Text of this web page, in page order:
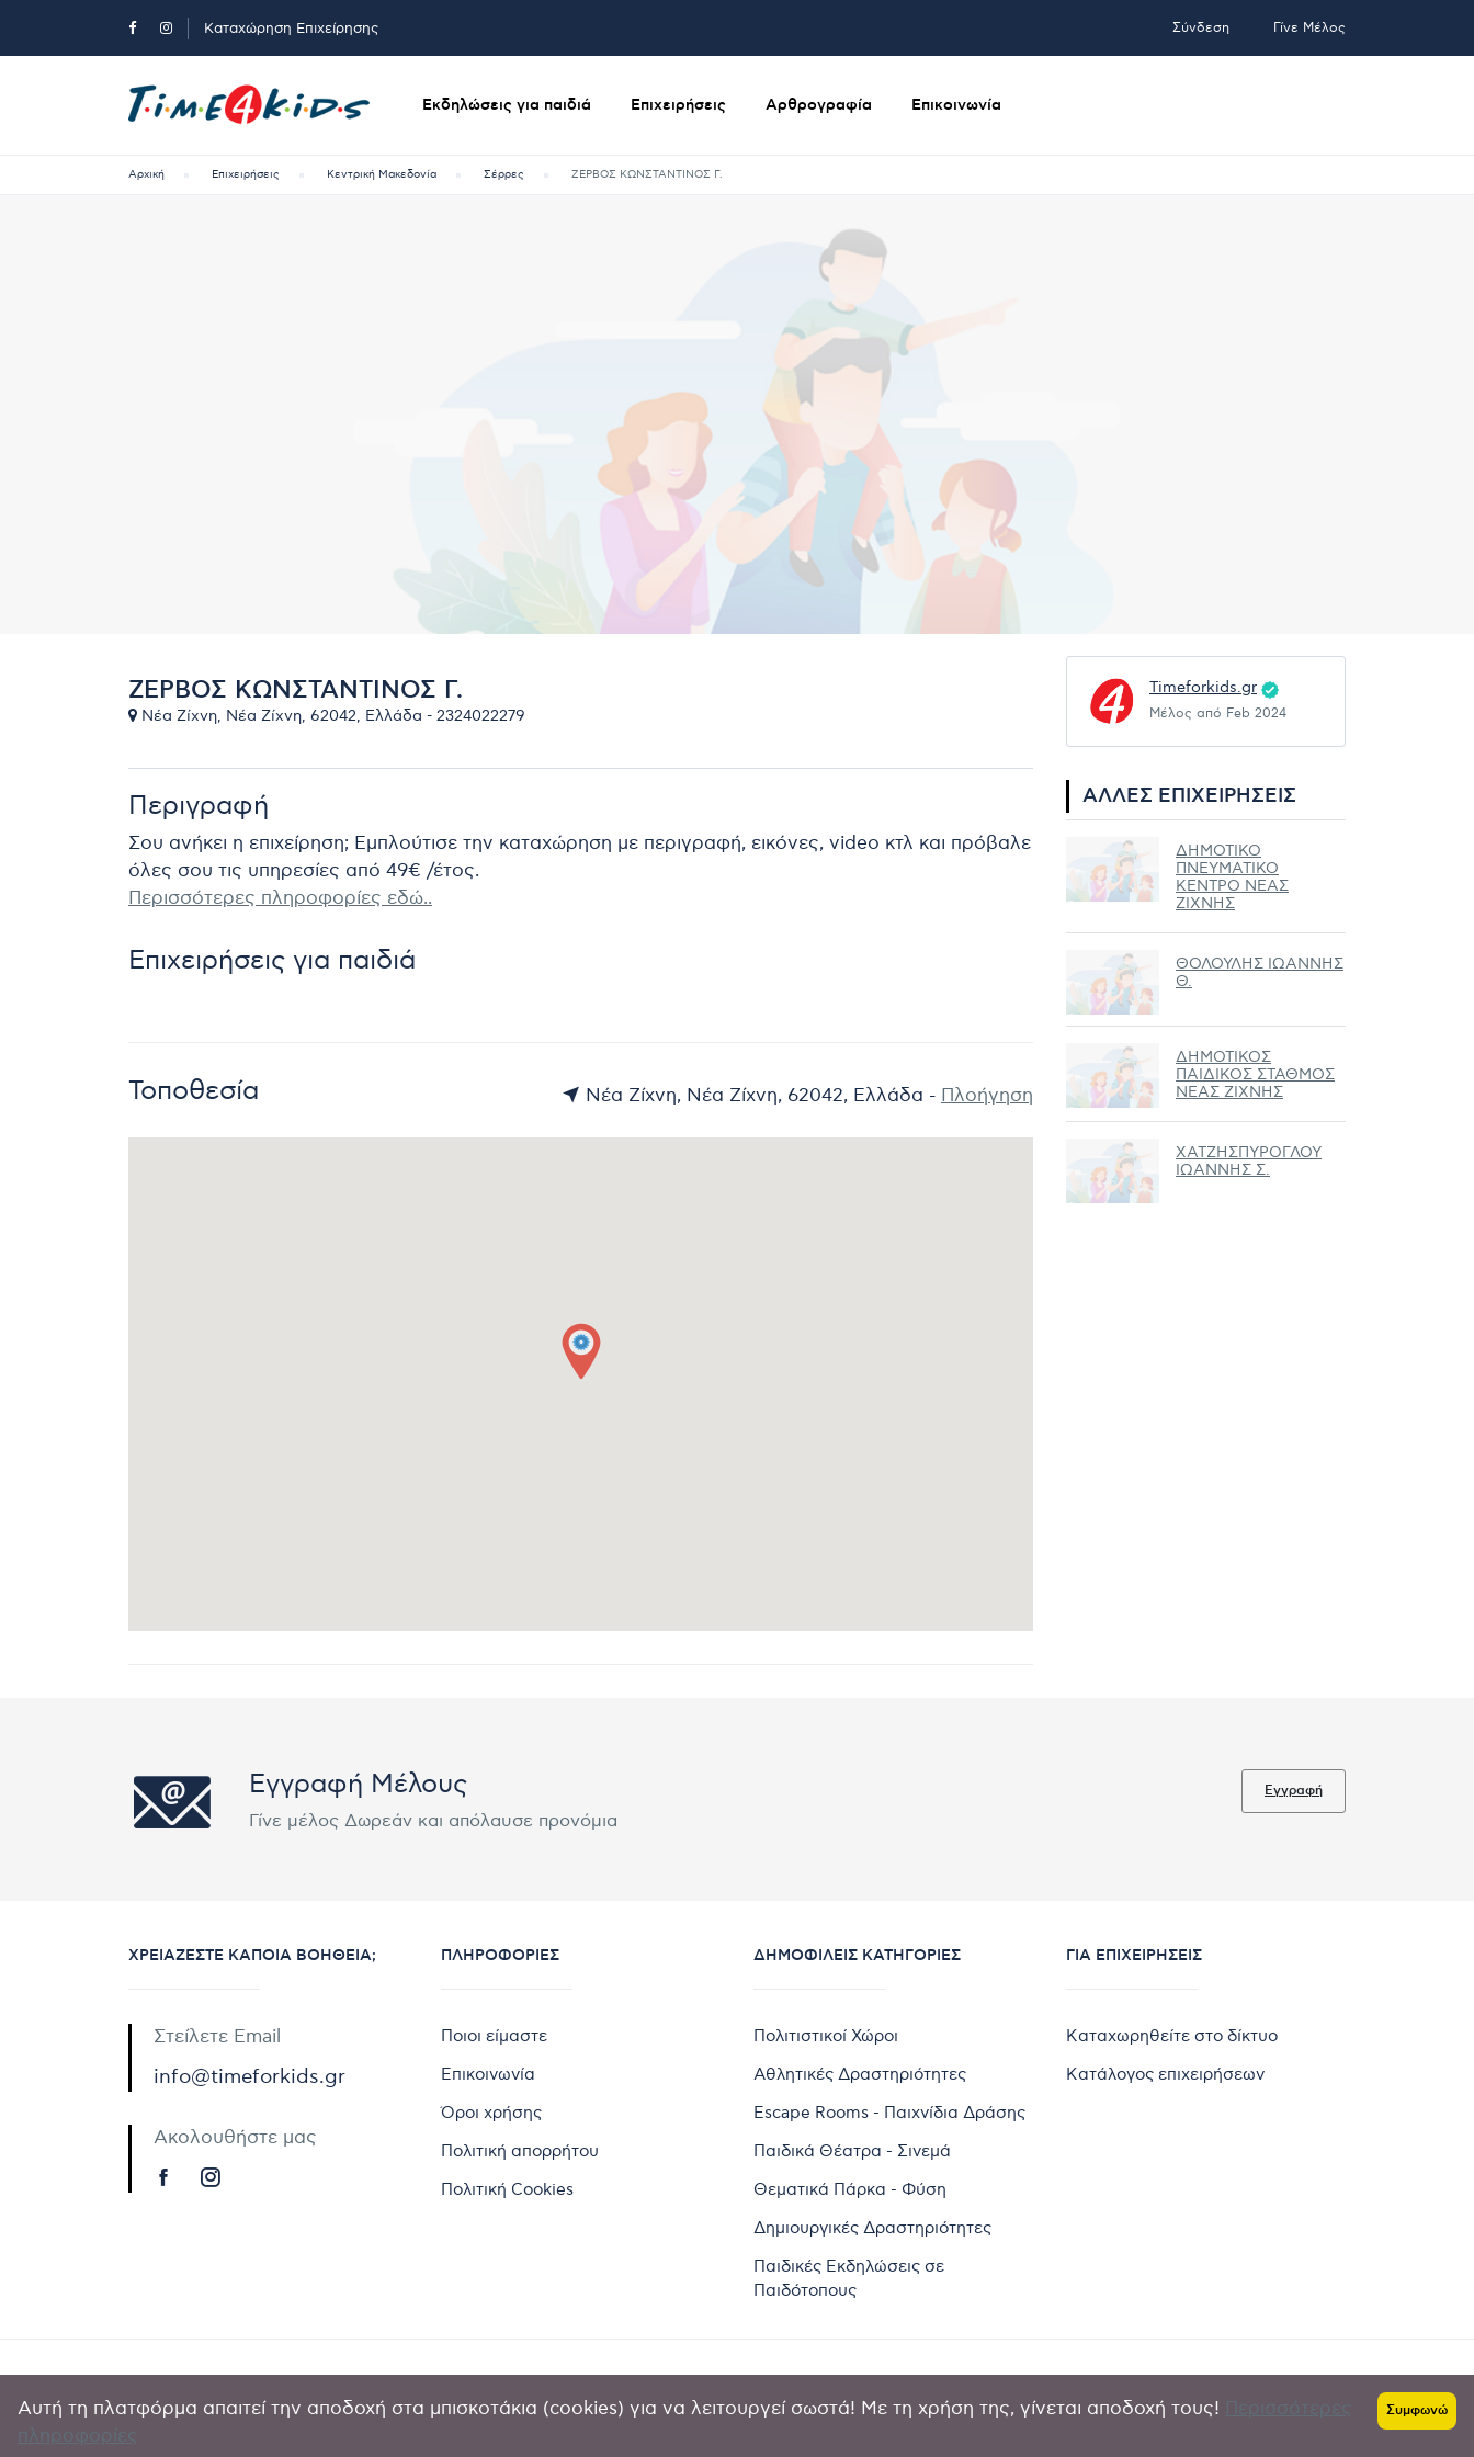
Καταχώρηση Επιχείρησης Σύνδεση Γίνε Μέλος
Εκδηλώσεις για παιδιά Επιχειρήσεις Αρθρογραφία Επικοινωνία
Αρχική Επιχειρήσεις Κεντρική Μακεδονία Σέρρες ΖΕΡΒΟΣ ΚΩΝΣΤΑΝΤΙΝΟΣ Γ.
ΖΕΡΒΟΣ ΚΩΝΣΤΑΝΤΙΝΟΣ Γ.
Νέα Ζίχνη, Νέα Ζίχνη, 62042, Ελλάδα - 2324022279
Περιγραφή
Σου ανήκει η επιχείρηση; Εμπλούτισε την καταχώρηση με περιγραφή, εικόνες, video κτλ και πρόβαλε
όλες σου τις υπηρεσίες από 49€ /έτος.
Περισσότερες πληροφορίες εδώ..
Επιχειρήσεις για παιδιά
Τοποθεσία Νέα Ζίχνη, Νέα Ζίχνη, 62042, Ελλάδα - Πλοήγηση
Timeforkids.gr
Μέλος από Feb 2024
ΆΛΛΕΣ ΕΠΙΧΕΙΡΉΣΕΙΣ
ΔΗΜΟΤΙΚΟ
ΠΝΕΥΜΑΤΙΚΟ
ΚΕΝΤΡΟ ΝΕΑΣ
ΖΙΧΝΗΣ
ΘΟΛΟΥΛΗΣ ΙΩΑΝΝΗΣ
Θ.
ΔΗΜΟΤΙΚΟΣ
ΠΑΙΔΙΚΟΣ ΣΤΑΘΜΟΣ
ΝΕΑΣ ΖΙΧΝΗΣ
ΧΑΤΖΗΣΠΥΡΟΓΛΟΥ
ΙΩΑΝΝΗΣ Σ.
Εγγραφή Μέλους
Γίνε μέλος Δωρεάν και απόλαυσε προνόμια
Εγγραφή
ΧΡΕΙΆΖΕΣΤΕ ΚΆΠΟΙΑ ΒΟΉΘΕΙΑ;
Στείλετε Email
info@timeforkids.gr
Ακολουθήστε μας
ΠΛΗΡΟΦΟΡΊΕΣ
Ποιοι είμαστε
Επικοινωνία
Όροι χρήσης
Πολιτική απορρήτου
Πολιτική Cookies
ΔΗΜΟΦΙΛΕΊΣ ΚΑΤΗΓΟΡΊΕΣ
Πολιτιστικοί Χώροι
Αθλητικές Δραστηριότητες
Escape Rooms - Παιχνίδια Δράσης
Παιδικά Θέατρα - Σινεμά
Θεματικά Πάρκα - Φύση
Δημιουργικές Δραστηριότητες
Παιδικές Εκδηλώσεις σε
Παιδότοπους
ΓΙΑ ΕΠΙΧΕΙΡΉΣΕΙΣ
Καταχωρηθείτε στο δίκτυο
Κατάλογος επιχειρήσεων
Copyright © 2024 by Goldensites Πολιτική απορρήτου-
Αυτή τη πλατφόρμα απαιτεί την αποδοχή στα μπισκοτάκια (cookies) για να λειτουργεί σωστά! Με τη χρήση της, γίνεται αποδοχή τους! Συμφωνώ